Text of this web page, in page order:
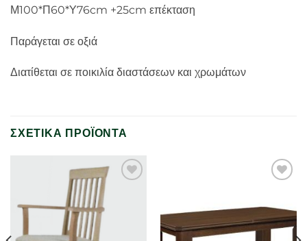
Μ100*Π60*Υ76cm +25cm επέκταση
Παράγεται σε οξιά
Διατίθεται σε ποικιλία διαστάσεων και χρωμάτων
ΣΧΕΤΙΚΆ ΠΡΟΪΌΝΤΑ
Προσθήκη
αγαπημένα
αγαπημένα